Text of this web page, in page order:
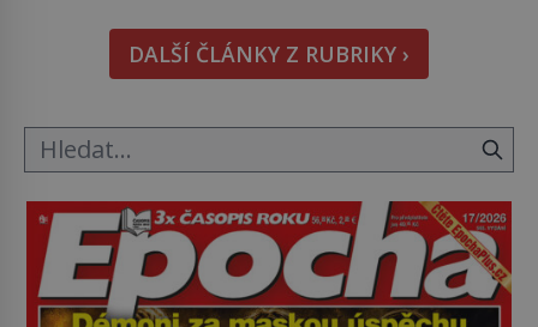
Podívat se pod hladinu a zjistit, kdo si onu
konkrétní vodní lokalitu oblíbil už dávno před
vámi. Říká se jim bioindikátory […]
DALŠÍ ČLÁNKY Z RUBRIKY ›